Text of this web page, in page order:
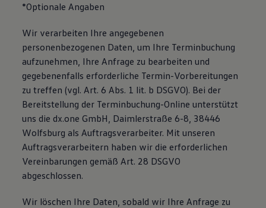
*Optionale Angaben
Wir verarbeiten Ihre angegebenen
personenbezogenen Daten, um Ihre Terminbuchung
aufzunehmen, Ihre Anfrage zu bearbeiten und
gegebenenfalls erforderliche Termin-Vorbereitungen
zu treffen (vgl. Art. 6 Abs. 1 lit. b DSGVO). Bei der
Bereitstellung der Terminbuchung-Online unterstützt
uns die dx.one GmbH, Daimlerstraße 6-8, 38446
Wolfsburg als Auftragsverarbeiter. Mit unseren
Auftragsverarbeitern haben wir die erforderlichen
Vereinbarungen gemäß Art. 28 DSGVO
abgeschlossen.
Wir löschen Ihre Daten, sobald wir Ihre Anfrage zu